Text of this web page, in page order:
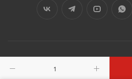
2016 - 2026 ©